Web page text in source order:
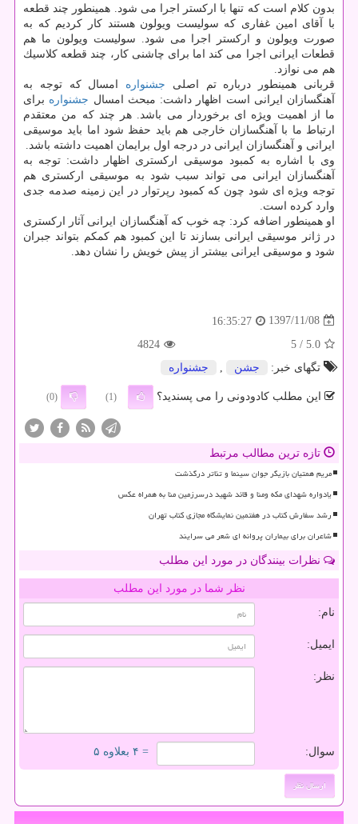
بدون كلام است كه تنها با اركستر اجرا می شود. همینطور چند قطعه
با آقای امین غفاری كه سولیست ویولون هستند كار كردیم كه به
صورت ویولون و اركستر اجرا می شود. سولیست ویولون ما هم
قطعات ایرانی اجرا می كند اما برای چاشنی كار، چند قطعه كلاسیك
هم می نوازد.
قربانی همینطور درباره تم اصلی جشنواره امسال كه توجه به
آهنگسازان ایرانی است اظهار داشت: مبحث امسال جشنواره برای
ما از اهمیت ویژه ای برخوردار می باشد. هر چند كه من معتقدم
ارتباط ما با آهنگسازان خارجی هم باید حفظ شود اما باید موسیقی
ایرانی و آهنگسازان ایرانی در درجه اول برایمان اهمیت داشته باشد.
وی با اشاره به كمبود موسیقی اركستری اظهار داشت: توجه به
آهنگسازان ایرانی می تواند سبب شود به موسیقی اركستری هم
توجه ویژه ای شود چون كه كمبود رپرتوار در این زمینه صدمه جدی
وارد كرده است.
او همینطور اضافه كرد: چه خوب كه آهنگسازان ایرانی آثار اركستری
در ژانر موسیقی ایرانی بسازند تا این كمبود هم كمكم بتواند جبران
شود و موسیقی ایرانی بیشتر از پیش خویش را نشان دهد.
1397/11/08
16:35:27
5.0
/ 5
4824
تگهای خبر:
جشن جشنواره
این مطلب کادودونی را می پسندید؟ (1)
(0)
تازه ترین مطالب مرتبط
مریم همتیان بازیگر جوان سینما و تئاتر درگذشت
یادواره شهدای مکه ومنا و قائد شهید درسرزمین منا به همراه عکس
رشد سفارش کتاب در هفتمین نمایشگاه مجازی کتاب تهران
شاعران برای بیماران پروانه ای شعر می سرایند
نظرات بینندگان در مورد این مطلب
نظر شما در مورد این مطلب
نام:
ایمیل:
نظر:
سوال: = ۴ بعلاوه ۵